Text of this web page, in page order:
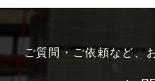
ご質問・ご依頼など、